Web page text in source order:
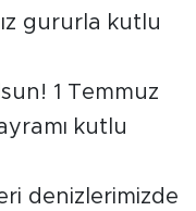
gururla kutlu
1 Temmuz
kutlu
denizlerimizde